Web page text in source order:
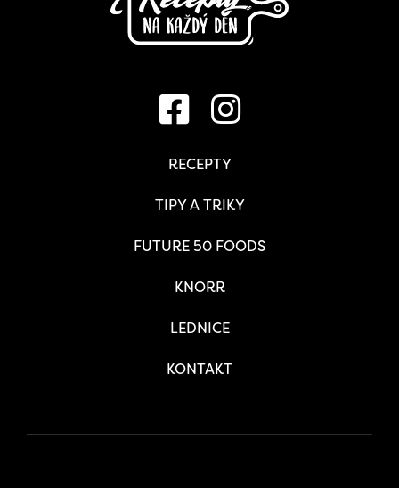
RECEPTY
TIPY A TRIKY
FUTURE 50 FOODS
KNORR
LEDNICE
KONTAKT